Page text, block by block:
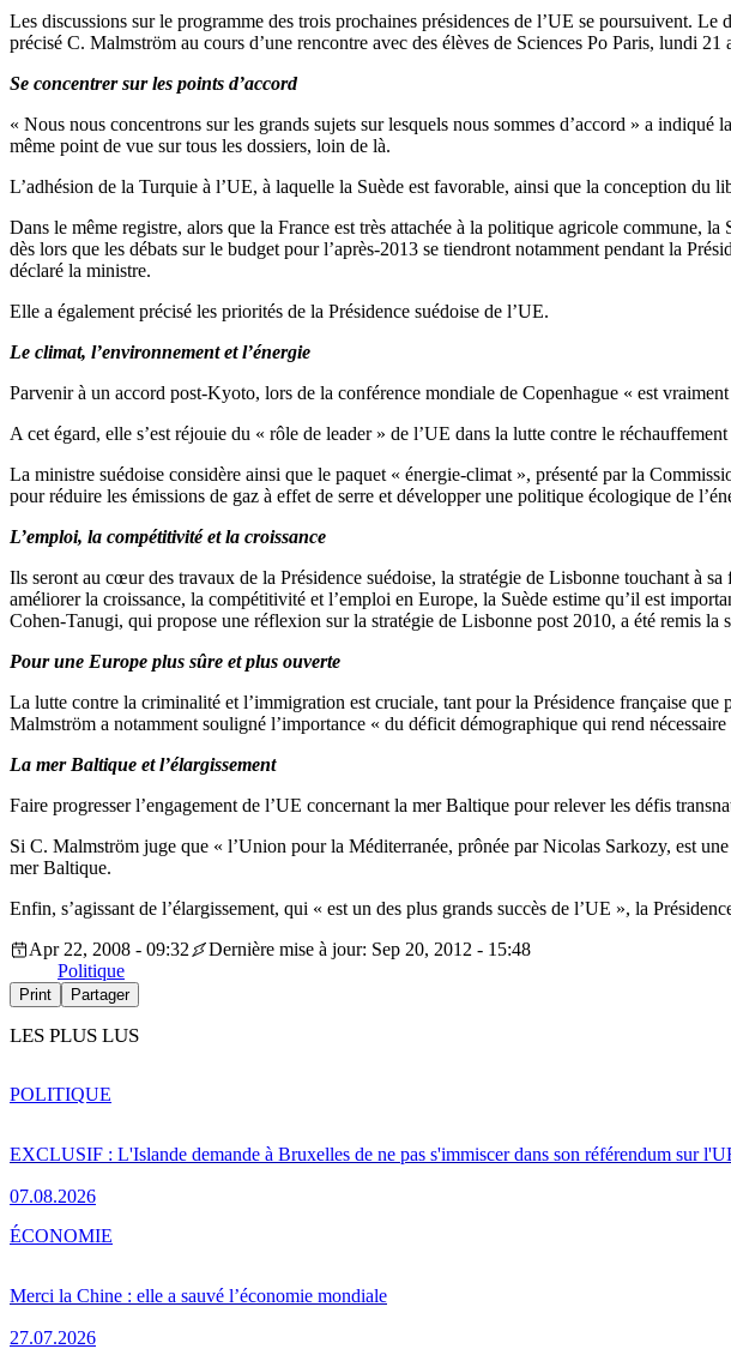
Les discussions sur le programme des trois prochaines présidences de l’UE se poursuivent.
précisé C. Malmström au cours d’une rencontre avec des élèves de Sciences Po Paris, lundi 21
Se concentrer sur les points d’accord
« Nous nous concentrons sur les grands sujets sur lesquels nous sommes d’accord » a
même point de vue sur tous les dossiers, loin de là.
L’adhésion de la Turquie à l’UE, à laquelle la Suède est favorable, ainsi que la conception
Dans le même registre, alors que la France est très attachée à la politique agricole commune,
dès lors que les débats sur le budget pour l’après-2013 se tiendront notamment pendant la
déclaré la ministre.
Elle a également précisé les priorités de la Présidence suédoise de l’UE.
Le climat, l’environnement et l’énergie
Parvenir à un accord post-Kyoto, lors de la conférence mondiale de Copenhague « est
A cet égard, elle s’est réjouie du « rôle de leader » de l’UE dans la lutte contre le
La ministre suédoise considère ainsi que le paquet « énergie-climat », présenté par la
pour réduire les émissions de gaz à effet de serre et développer une politique écologique de
L’emploi, la compétitivité et la croissance
Ils seront au cœur des travaux de la Présidence suédoise, la stratégie de Lisbonne touchant à
améliorer la croissance, la compétitivité et l’emploi en Europe, la Suède estime qu’il est
Cohen-Tanugi, qui propose une réflexion sur la stratégie de Lisbonne post 2010, a été remis
Pour une Europe plus sûre et plus ouverte
La lutte contre la criminalité et l’immigration est cruciale, tant pour la Présidence française que
Malmström a notamment souligné l’importance « du déficit démographique qui rend
La mer Baltique et l’élargissement
Faire progresser l’engagement de l’UE concernant la mer Baltique pour relever les défis
Si C. Malmström juge que « l’Union pour la Méditerranée, prônée par Nicolas Sarkozy, est
mer Baltique.
Enfin, s’agissant de l’élargissement, qui « est un des plus grands succès de l’UE », la
Apr 22, 2008 - 09:32
Dernière mise à jour: Sep 20, 2012 - 15:48
Politique
Print Partager
LES PLUS LUS
EXCLUSIF : L'Islande demande à Bruxelles de ne pas s'immiscer dans son référendum sur
07.08.2026
POLITIQUE
Merci la Chine : elle a sauvé l’économie mondiale
27.07.2026
ÉCONOMIE